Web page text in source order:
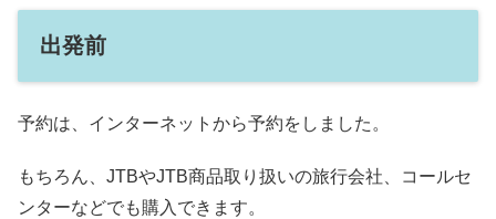
出発前
予約は、インターネットから予約をしました。
もちろん、JTBやJTB商品取り扱いの旅行会社、コールセ
ンターなどでも購入できます。